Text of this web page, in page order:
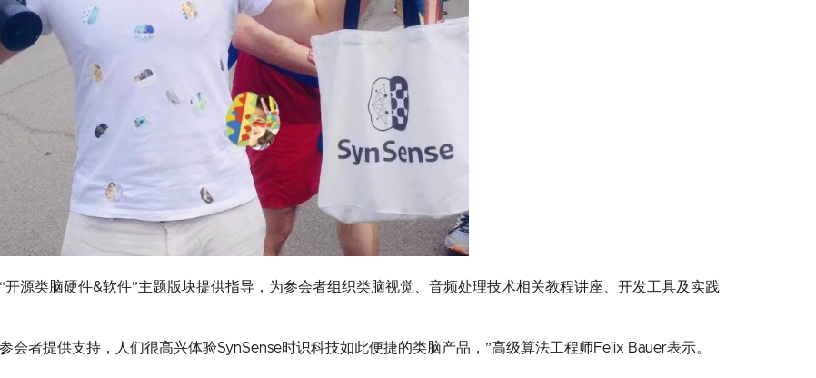
源类脑硬件&软件”主题版块提供指导，为参会者组织类脑视觉、音频处理技术相关教程讲座、开发工具及实践
会者提供支持，人们很高兴体验SynSense时识科技如此便捷的类脑产品，”高级算法工程师Felix Bauer表示。